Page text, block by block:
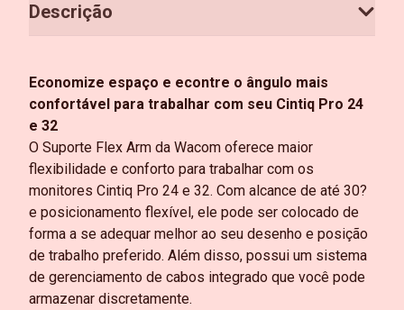
Descrição
Economize espaço e econtre o ângulo mais
confortável para trabalhar com seu Cintiq Pro 24
e 32
O Suporte Flex Arm da Wacom oferece maior
flexibilidade e conforto para trabalhar com os
monitores Cintiq Pro 24 e 32. Com alcance de até 30?
e posicionamento flexível, ele pode ser colocado de
forma a se adequar melhor ao seu desenho e posição
de trabalho preferido. Além disso, possui um sistema
de gerenciamento de cabos integrado que você pode
armazenar discretamente.